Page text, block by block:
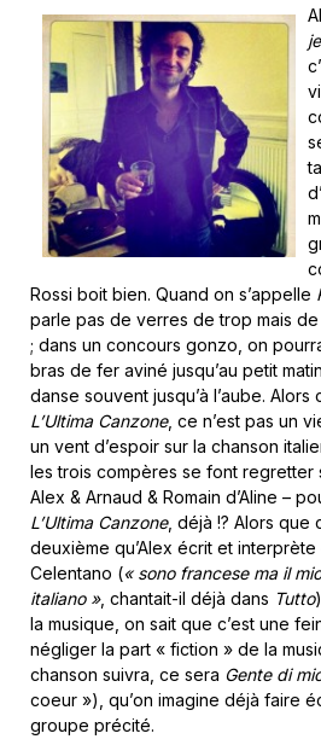
Rossi boit bien. Quand on s’appelle
parle pas de verres de trop mais
; dans un concours gonzo, on
bras de fer aviné jusqu’au petit
danse souvent jusqu’à l’aube. Alors
L’Ultima Canzone, ce n’est pas un
un vent d’espoir sur la chanson
les trois compères se font regretter
Alex & Arnaud & Romain d’Aline –
L’Ultima Canzone, déjà !? Alors que
deuxième qu’Alex écrit et
Celentano (« sono francese ma il
italiano », chantait-il déjà dans Tutto
la musique, on sait que c’est une
négliger la part « fiction » de la
chanson suivra, ce sera Gente di
coeur »), qu’on imagine déjà faire
groupe précité.